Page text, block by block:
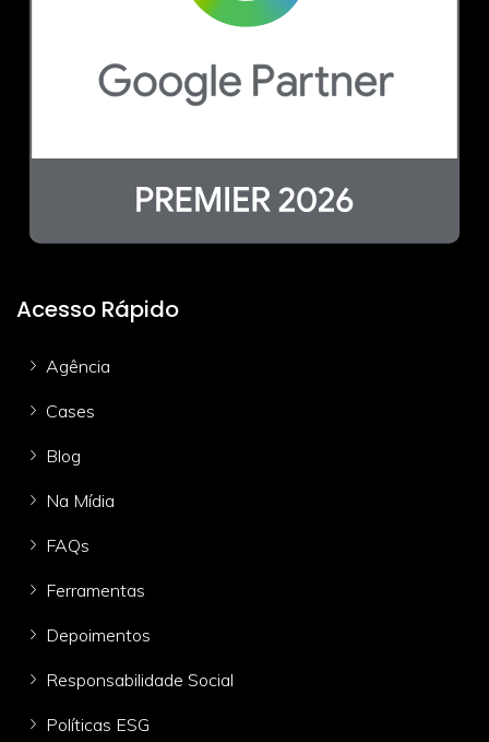
Acesso Rápido
Agência
Cases
Blog
Na Mídia
FAQs
Ferramentas
Depoimentos
Responsabilidade Social
Políticas ESG